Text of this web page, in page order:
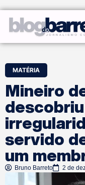
MATÉRIA
Mineiro
servido
um
Bruno Barreto 2 de